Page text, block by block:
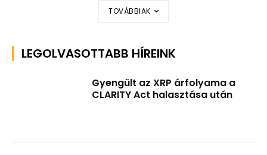
TOVÁBBIAK
LEGOLVASOTTABB HÍREINK
Gyengült az XRP árfolyama a
CLARITY Act halasztása után